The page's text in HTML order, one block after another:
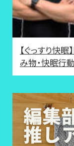
【ぐっすり快
み物・快眠行動